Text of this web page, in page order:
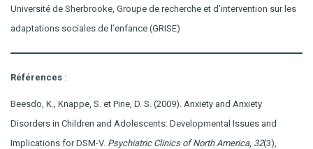
Université de Sherbrooke, Groupe de recherche et d’intervention sur les
adaptations sociales de l’enfance (GRISE)
Références :
Beesdo, K., Knappe, S. et Pine, D. S. (2009). Anxiety and Anxiety
Disorders in Children and Adolescents: Developmental Issues and
Implications for DSM-V. Psychiatric Clinics of North America, 32(3),